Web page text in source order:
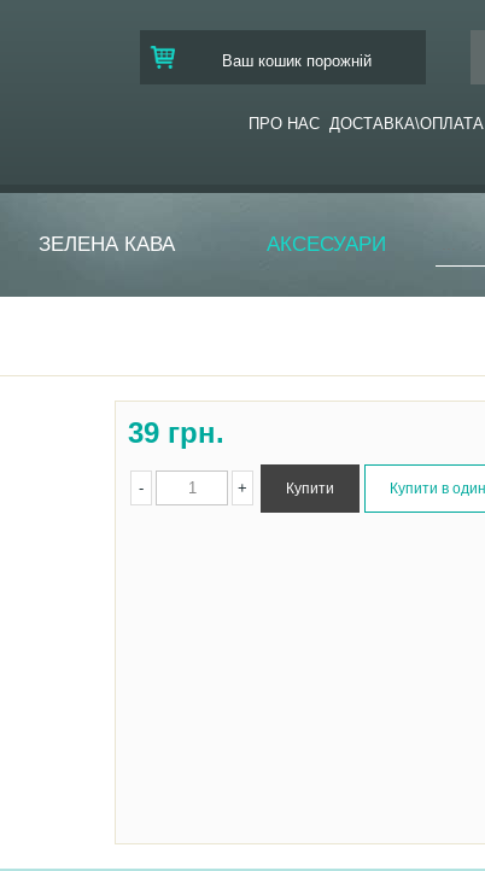
Ваш кошик порожній
ПРО НАС ДОСТАВКА\ОПЛАТА
ЗЕЛЕНА КАВА АКСЕСУАРИ
39 грн.
+
-